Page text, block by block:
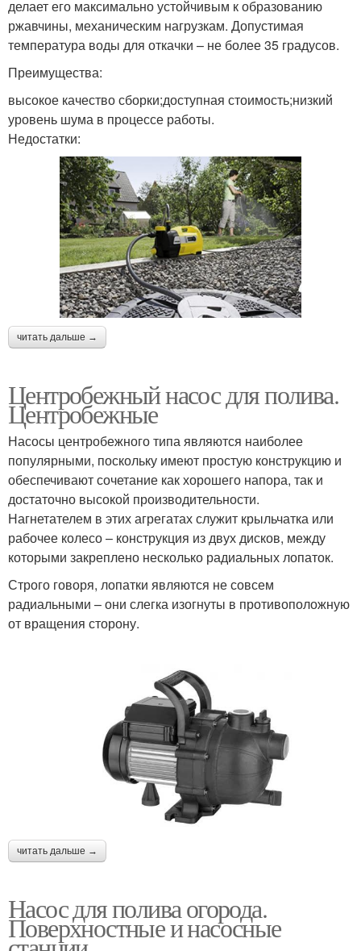
делает его максимально устойчивым к образованию
ржавчины, механическим нагрузкам. Допустимая
температура воды для откачки – не более 35 градусов.
Преимущества:
высокое качество сборки;доступная стоимость;низкий
уровень шума в процессе работы.
Недостатки:
читать дальше →
Центробежный насос для полива.
Центробежные
Насосы центробежного типа являются наиболее
популярными, поскольку имеют простую конструкцию и
обеспечивают сочетание как хорошего напора, так и
достаточно высокой производительности.
Нагнетателем в этих агрегатах служит крыльчатка или
рабочее колесо – конструкция из двух дисков, между
которыми закреплено несколько радиальных лопаток.
Строго говоря, лопатки являются не совсем
радиальными – они слегка изогнуты в противоположную
от вращения сторону.
читать дальше →
Насос для полива огорода.
Поверхностные и насосные